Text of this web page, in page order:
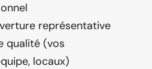
représentative
qualité (vos
locaux)